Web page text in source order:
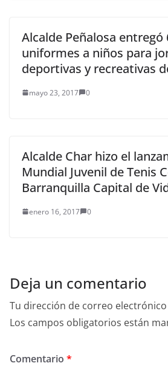
Alcalde Peñalosa entregó
uniformes a niños para
deportivas y recreativas
mayo 23, 2017 0
Alcalde Char hizo el
Mundial Juvenil de Tenis
Barranquilla Capital de
enero 16, 2017 0
Deja un comentario
Tu dirección de correo
Los campos obligatorios están
Comentario *